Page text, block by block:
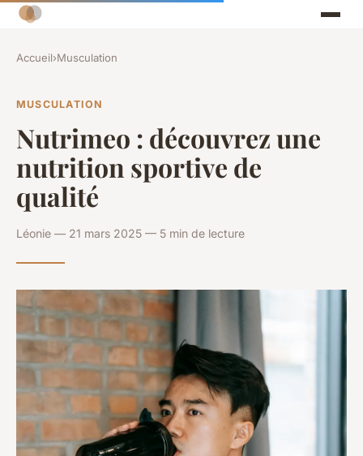
Accueil›Musculation
MUSCULATION
Nutrimeo : découvrez une
nutrition sportive de
qualité
Léonie — 21 mars 2025 — 5 min de lecture